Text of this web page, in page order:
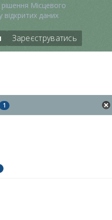
Місцевого
відкритих даних
Зареєструватись
1